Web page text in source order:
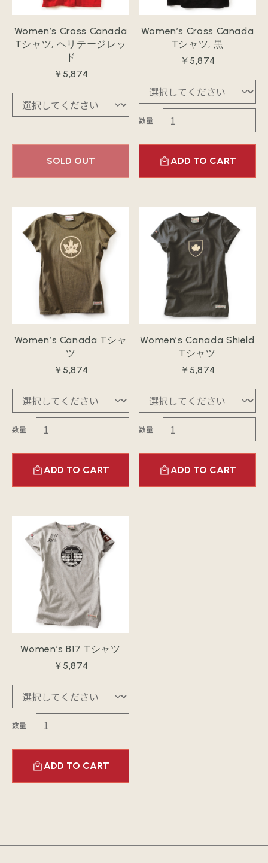
Women’s Cross Canada
Tシャツ, ヘリテージレッ
ド
￥5,874
SOLD OUT
Women’s Cross Canada
Tシャツ, 黒
￥5,874
数量
ADD TO CART
Women’s Canada Tシャ
ツ
￥5,874
数量
ADD TO CART
Women’s Canada Shield
Tシャツ
￥5,874
数量
ADD TO CART
Women’s B17 Tシャツ
￥5,874
数量
ADD TO CART